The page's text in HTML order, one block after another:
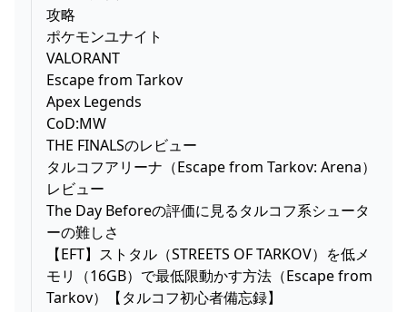
攻略
ポケモンユナイト
VALORANT
Escape from Tarkov
Apex Legends
CoD:MW
THE FINALSのレビュー
タルコフアリーナ（Escape from Tarkov: Arena）
レビュー
The Day Beforeの評価に見るタルコフ系シュータ
ーの難しさ
【EFT】ストタル（STREETS OF TARKOV）を低メ
モリ（16GB）で最低限動かす方法（Escape from
Tarkov）【タルコフ初心者備忘録】